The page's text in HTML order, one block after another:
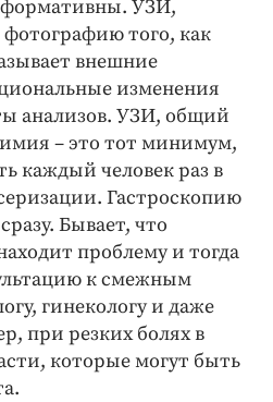
УЗИ,
фотографию того, как
внешние
изменения
анализов. УЗИ, общий
– это тот минимум,
каждый человек раз в
Гастроскопию
Бывает, что
проблему и тогда
к смежным
гинекологу и даже
при резких болях в
которые могут быть